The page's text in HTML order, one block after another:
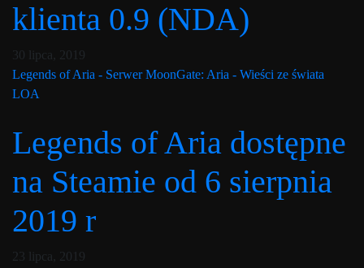
klienta 0.9 (NDA)
Post has published by
30 lipca, 2019
Legends of Aria - Serwer MoonGate: Aria - Wieści ze świata
LOA
Legends of Aria dostępne
na Steamie od 6 sierpnia
2019 r
Post has published by
23 lipca, 2019